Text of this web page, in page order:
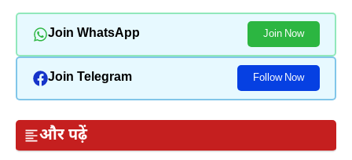
Join WhatsApp Join Now
Join Telegram Follow Now
और पढ़ें